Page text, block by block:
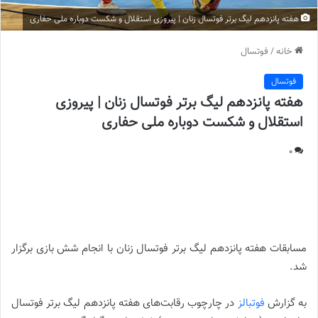
هفته پانزدهم لیگ برتر فوتسال زنان | پیروزی استقلال و شکست دوباره ملی حفاری
خانه/ فوتسال
فوتسال
هفته پانزدهم لیگ برتر فوتسال زنان | پیروزی
استقلال و شکست دوباره ملی حفاری
0
مسابقات هفته پانزدهم لیگ برتر فوتسال زنان با انجام شش بازی برگزار
شد.
به گزارش فوتبالز در چارچوب رقابت‌های هفته پانزدهم لیگ برتر فوتسال